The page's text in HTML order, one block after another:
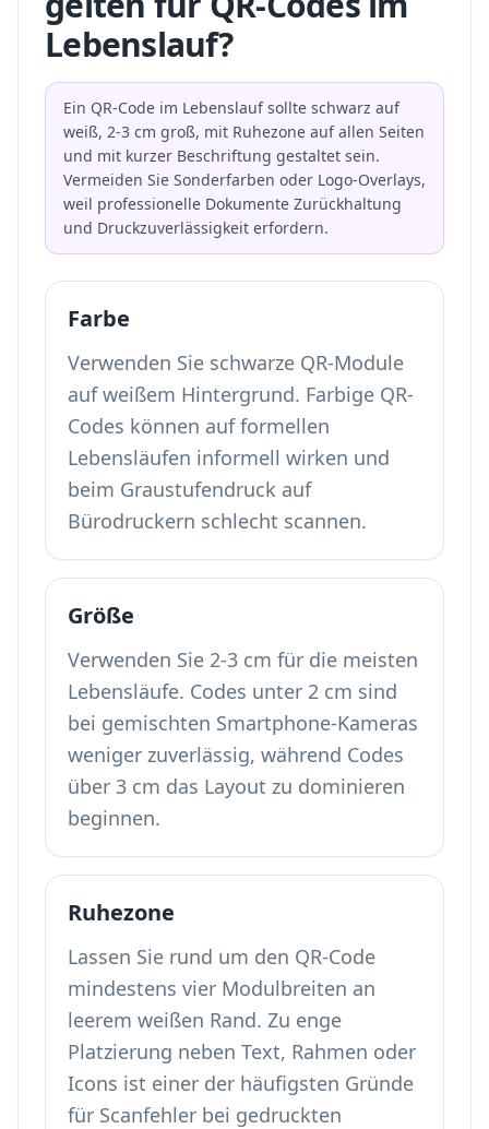
Lebenslauf?
Ein QR-Code im Lebenslauf sollte schwarz auf
weiß, 2-3 cm groß, mit Ruhezone auf allen Seiten
und mit kurzer Beschriftung gestaltet sein.
Vermeiden Sie Sonderfarben oder Logo-Overlays,
weil professionelle Dokumente Zurückhaltung
und Druckzuverlässigkeit erfordern.
Farbe
Verwenden Sie schwarze QR-Module
auf weißem Hintergrund. Farbige QR-
Codes können auf formellen
Lebensläufen informell wirken und
beim Graustufendruck auf
Bürodruckern schlecht scannen.
Größe
Verwenden Sie 2-3 cm für die meisten
Lebensläufe. Codes unter 2 cm sind
bei gemischten Smartphone-Kameras
weniger zuverlässig, während Codes
über 3 cm das Layout zu dominieren
beginnen.
Ruhezone
Lassen Sie rund um den QR-Code
mindestens vier Modulbreiten an
leerem weißen Rand. Zu enge
Platzierung neben Text, Rahmen oder
Icons ist einer der häufigsten Gründe
für Scanfehler bei gedruckten